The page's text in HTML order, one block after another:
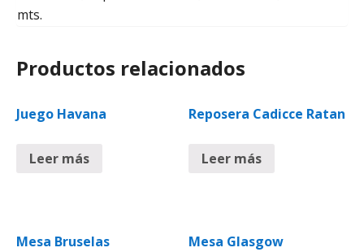
mts.
Productos relacionados
Juego Havana
Leer más
Reposera Cadicce Ratan
Leer más
Mesa Bruselas Mesa Glasgow